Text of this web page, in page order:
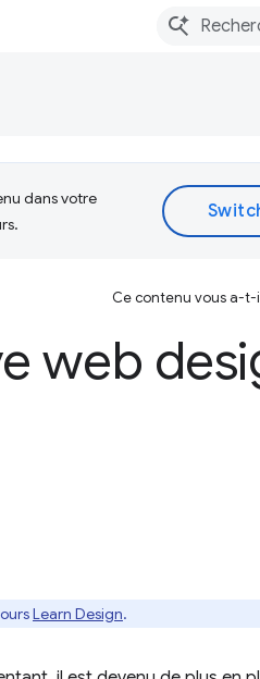
dans votre
Ce contenu vous a-t-
web
Learn Design.